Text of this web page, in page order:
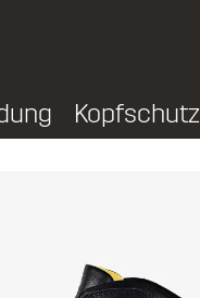
Kopfschutz